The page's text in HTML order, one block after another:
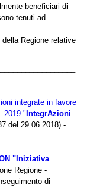
beneficiari di
tenuti ad
Regione relative
integrate in favore
2019 "IntegrAzioni
del 29.06.2018) -
"Iniziativa
Regione -
di